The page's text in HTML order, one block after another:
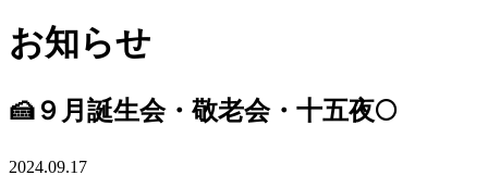
お知らせ
🍰９月誕生会・敬老会・十五夜🌕
2024.09.17